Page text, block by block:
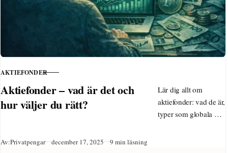
KATEGORI
AKTIEFONDER
Aktiefonder – vad är det och
hur väljer du rätt?
Lär dig allt om
aktiefonder: vad de är,
typer som globala och
Av:Privatpengar Publicerad
december 17, 2025 9 min läsning